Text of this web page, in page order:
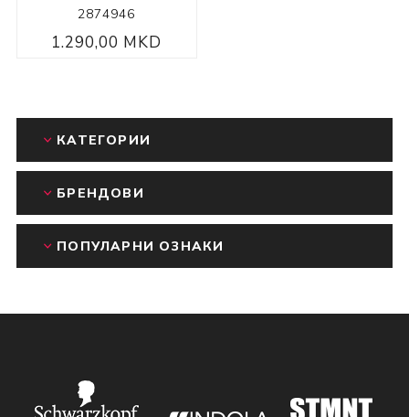
2874946
1.290,00 MKD
КАТЕГОРИИ
БРЕНДОВИ
ПОПУЛАРНИ ОЗНАКИ